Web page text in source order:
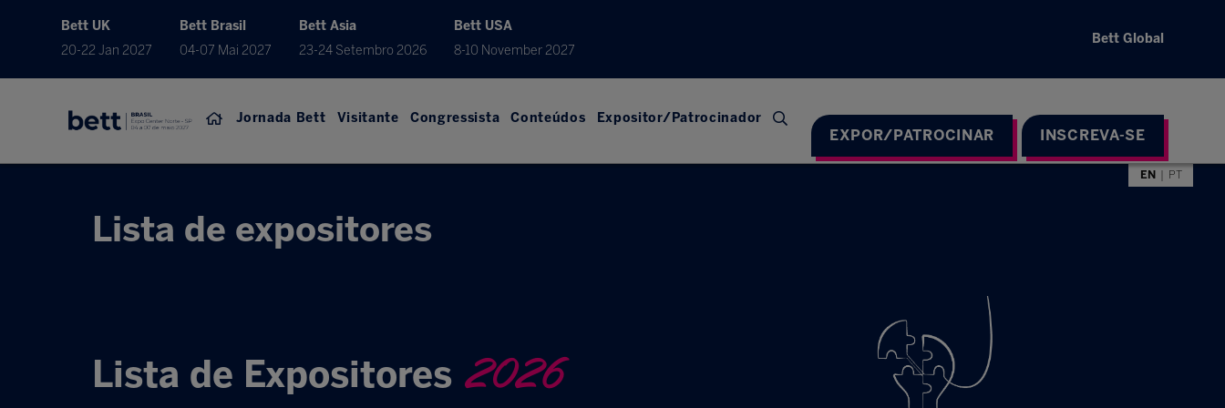
Bett UK
20-22 Jan 2027
Bett Brasil
04-07 Mai 2027
Bett Asia
23-24 Setembro 2026
Bett USA
8-10 November 2027
Bett Global
Jornada Bett Visitante Congressista Conteúdos Expositor/Patrocinador
EXPOR/PATROCINAR INSCREVA-SE
EN PT
Lista de expositores
Lista de Expositores2026